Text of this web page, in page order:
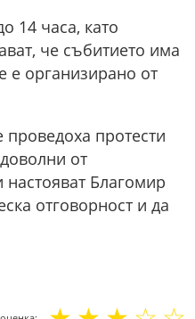
14 часа, като
че събитието има
е организирано от
протести
от
Благомир
отговорност и да